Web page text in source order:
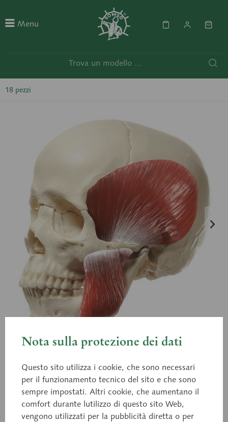
Menu
18 pezzi
QS 8/218M
Modello di cranio in 18 pezzi
Nota sulla protezione dei dati
Questo sito utilizza i cookie, che sono necessari
per il funzionamento tecnico del sito e che sono
sempre impostati. Altri cookie, che aumentano il
comfort durante lutilizzo di questo sito Web,
vengono utilizzati per la pubblicità diretta o per